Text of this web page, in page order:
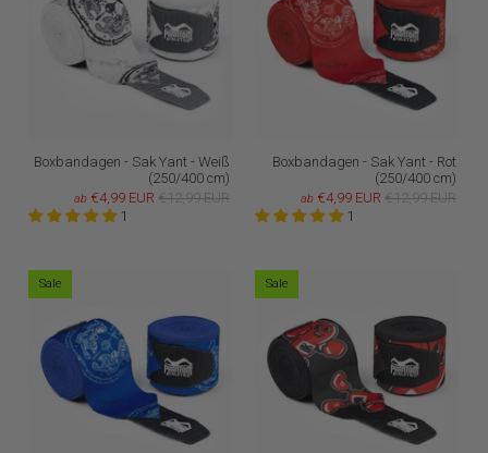
Boxbandagen - Sak Yant - Weiß
(250/400 cm)
ab €4,99 EUR €12,99 EUR
1
Boxbandagen - Sak Yant - Rot
(250/400 cm)
ab €4,99 EUR €12,99 EUR
1
Sale Sale